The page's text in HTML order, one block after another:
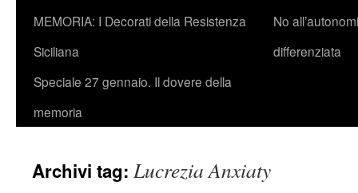
contenuto
MEMORIA: I Decorati della Resistenza
Siciliana
No
differenziata
Speciale 27 gennaio. Il dovere della
memoria
Archivi tag: Lucrezia Anxiaty